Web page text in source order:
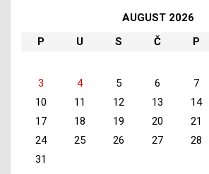
AUGUST 2026
P
U S Č P
3
4 5 6 7
10
11 12 13 14
17
18 19 20 21
24
25 26 27 28
31